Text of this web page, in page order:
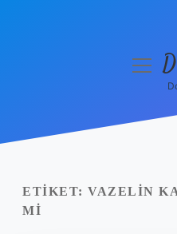
Yasal Uyarı
ETIKET: VAZELIN
MI